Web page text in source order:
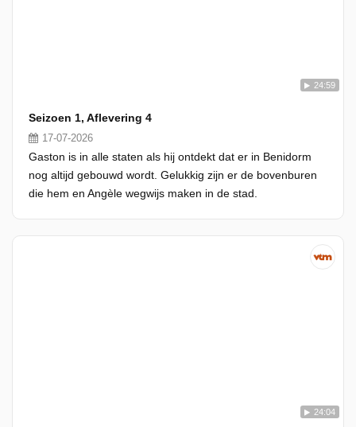
24:59
Seizoen 1, Aflevering 4
17-07-2026
Gaston is in alle staten als hij ontdekt dat er in Benidorm
nog altijd gebouwd wordt. Gelukkig zijn er de bovenburen
die hem en Angèle wegwijs maken in de stad.
24:04